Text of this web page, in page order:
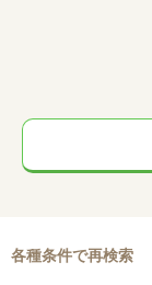
各種条件で再検索